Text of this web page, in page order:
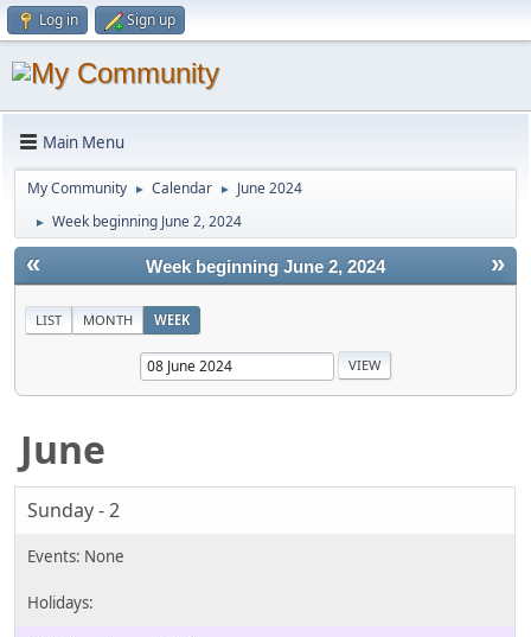
Log in Sign up
Main Menu
My Community ► Calendar ► June 2024
► Week beginning June 2, 2024
« »
Week beginning June 2, 2024
LIST MONTH WEEK
June
Sunday - 2